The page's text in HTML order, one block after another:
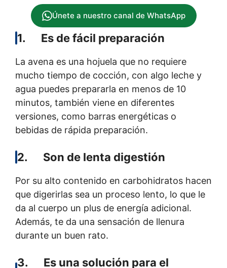
Únete a nuestro canal de WhatsApp
1. Es de fácil preparación
La avena es una hojuela que no requiere
mucho tiempo de cocción, con algo leche y
agua puedes prepararla en menos de 10
minutos, también viene en diferentes
versiones, como barras energéticas o
bebidas de rápida preparación.
2. Son de lenta digestión
Por su alto contenido en carbohidratos hacen
que digerirlas sea un proceso lento, lo que le
da al cuerpo un plus de energía adicional.
Además, te da una sensación de llenura
durante un buen rato.
3. Es una solución para el